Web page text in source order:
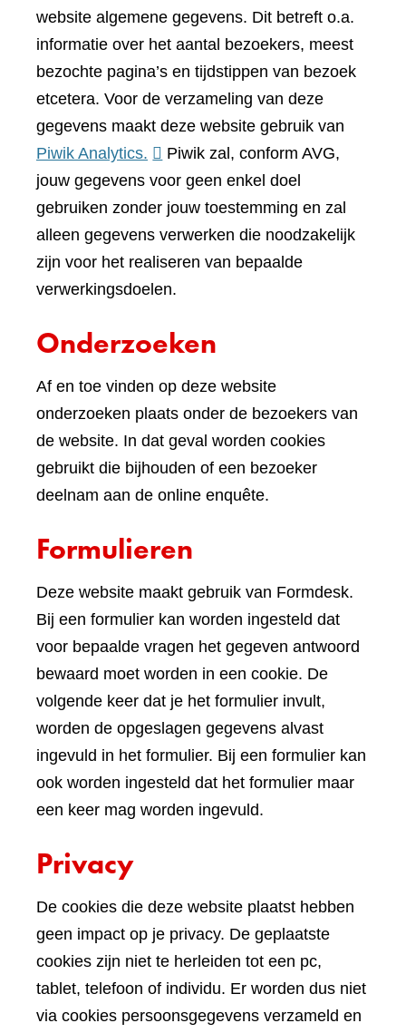
website algemene gegevens. Dit betreft o.a.
informatie over het aantal bezoekers, meest
bezochte pagina’s en tijdstippen van bezoek
etcetera. Voor de verzameling van deze
gegevens maakt deze website gebruik van
Piwik Analytics. (verwijst
naar
een
andere
website)
Piwik zal, conform AVG,
jouw gegevens voor geen enkel doel
gebruiken zonder jouw toestemming en zal
alleen gegevens verwerken die noodzakelijk
zijn voor het realiseren van bepaalde
verwerkingsdoelen.
Onderzoeken
Af en toe vinden op deze website
onderzoeken plaats onder de bezoekers van
de website. In dat geval worden cookies
gebruikt die bijhouden of een bezoeker
deelnam aan de online enquête.
Formulieren
Deze website maakt gebruik van Formdesk.
Bij een formulier kan worden ingesteld dat
voor bepaalde vragen het gegeven antwoord
bewaard moet worden in een cookie. De
volgende keer dat je het formulier invult,
worden de opgeslagen gegevens alvast
ingevuld in het formulier. Bij een formulier kan
ook worden ingesteld dat het formulier maar
een keer mag worden ingevuld.
Privacy
De cookies die deze website plaatst hebben
geen impact op je privacy. De geplaatste
cookies zijn niet te herleiden tot een pc,
tablet, telefoon of individu. Er worden dus niet
via cookies persoonsgegevens verzameld en